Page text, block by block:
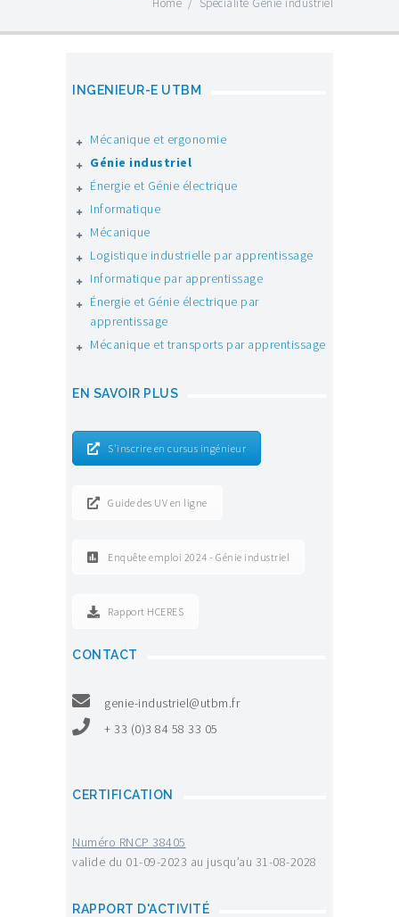
Home / Spécialité Génie industriel
INGENIEUR-E UTBM
Mécanique et ergonomie
Génie industriel
Énergie et Génie électrique
Informatique
Mécanique
Logistique industrielle par apprentissage
Informatique par apprentissage
Énergie et Génie électrique par
apprentissage
Mécanique et transports par apprentissage
EN SAVOIR PLUS
S'inscrire en cursus ingénieur
Guide des UV en ligne
Enquête emploi 2024 - Génie industriel
Rapport HCERES
CONTACT
genie-industriel@utbm.fr
+ 33 (0)3 84 58 33 05
CERTIFICATION
Numéro RNCP 38405
valide du 01-09-2023 au jusqu’au 31-08-2028
RAPPORT D'ACTIVITÉ